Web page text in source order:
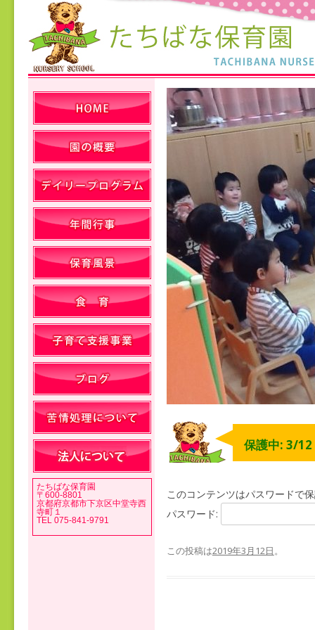
保護中: 3/12
このコンテンツはパスワードで
パスワード:
この投稿は2019年3月12日。
たちばな保育園
〒600-8801
京都府京都市下京区中堂寺西
寺町１
TEL 075-841-9791